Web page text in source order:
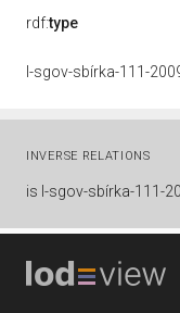
rdf:type
l-sgov-sbírka-111-
INVERSE RELATIONS
is l-sgov-sbírka-111-